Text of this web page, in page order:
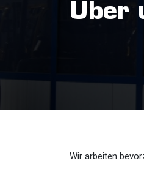
Uber
Wir arbeiten